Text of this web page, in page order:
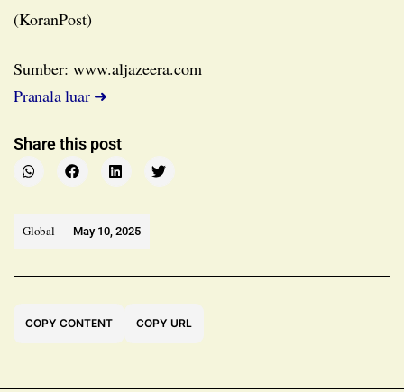
(KoranPost)
Sumber: www.aljazeera.com
Pranala luar ➜
Share this post
Global May 10, 2025
COPY CONTENT COPY URL